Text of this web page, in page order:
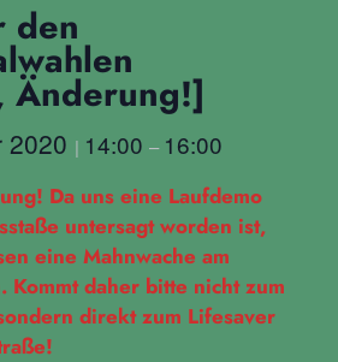
den
Änderung!]
2020 | 14:00 – 16:00
Da uns eine Laufdemo
untersagt worden ist,
eine Mahnwache am
Kommt daher bitte nicht zum
direkt zum Lifesaver